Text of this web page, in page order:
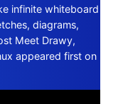
infinite whiteboard
diagrams,
Meet Drawy,
appeared first on